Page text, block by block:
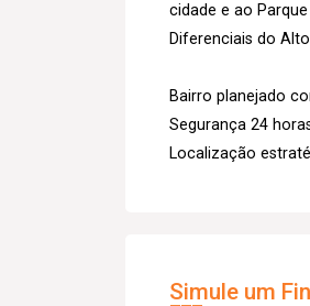
cidade e ao
Diferenciais do
Bairro planejado
Segurança 24
Localização
Simule um